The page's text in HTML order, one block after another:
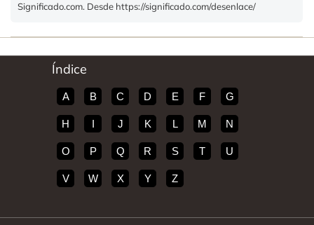
Significado.com. Desde https://significado.com/desenlace/
Índice
A B C D E F G
H I J K L M N
O P Q R S T U
V W X Y Z